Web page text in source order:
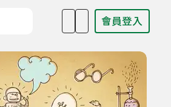
會員登入